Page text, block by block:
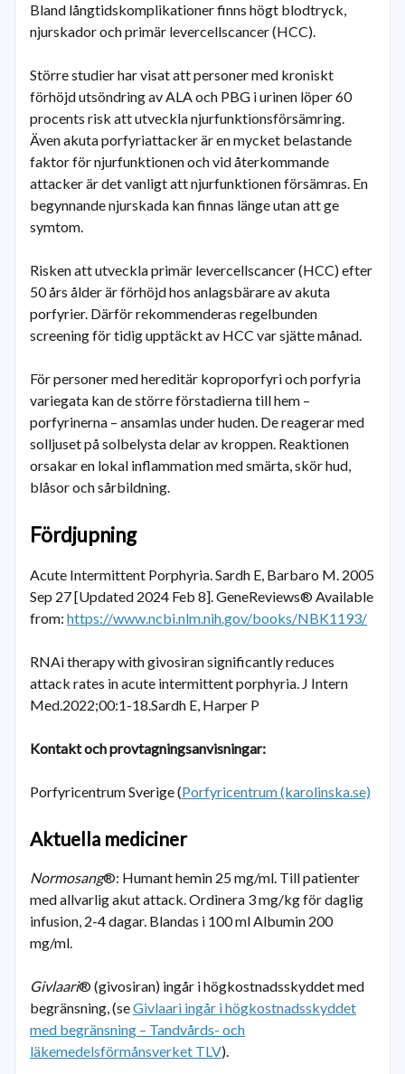
Bland långtidskomplikationer finns högt blodtryck,
njurskador och primär levercellscancer (HCC).
Större studier har visat att personer med kroniskt
förhöjd utsöndring av ALA och PBG i urinen löper 60
procents risk att utveckla njurfunktionsförsämring.
Även akuta porfyriattacker är en mycket belastande
faktor för njurfunktionen och vid återkommande
attacker är det vanligt att njurfunktionen försämras. En
begynnande njurskada kan finnas länge utan att ge
symtom.
Risken att utveckla primär levercellscancer (HCC) efter
50 års ålder är förhöjd hos anlagsbärare av akuta
porfyrier. Därför rekommenderas regelbunden
screening för tidig upptäckt av HCC var sjätte månad.
För personer med hereditär koproporfyri och porfyria
variegata kan de större förstadierna till hem –
porfyrinerna – ansamlas under huden. De reagerar med
solljuset på solbelysta delar av kroppen. Reaktionen
orsakar en lokal inflammation med smärta, skör hud,
blåsor och sårbildning.
Fördjupning
Acute Intermittent Porphyria. Sardh E, Barbaro M. 2005
Sep 27 [Updated 2024 Feb 8]. GeneReviews® Available
from: https://www.ncbi.nlm.nih.gov/books/NBK1193/
RNAi therapy with givosiran significantly reduces
attack rates in acute intermittent porphyria. J Intern
Med.2022;00:1-18.Sardh E, Harper P
Kontakt och provtagningsanvisningar:
Porfyricentrum Sverige (Porfyricentrum (karolinska.se)
Aktuella mediciner
Normosang®: Humant hemin 25 mg/ml. Till patienter
med allvarlig akut attack. Ordinera 3 mg/kg för daglig
infusion, 2-4 dagar. Blandas i 100 ml Albumin 200
mg/ml.
Givlaari® (givosiran) ingår i högkostnadsskyddet med
begränsning, (seGivlaari ingår i högkostnadsskyddet
med begränsning – Tandvårds- och
läkemedelsförmånsverket TLV).